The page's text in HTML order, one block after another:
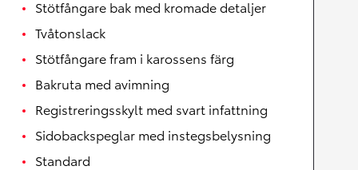
Stötfångare bak med kromade detaljer
Tvåtonslack
Stötfångare fram i karossens färg
Bakruta med avimning
Registreringsskylt med svart infattning
Sidobackspeglar med instegsbelysning
Standard